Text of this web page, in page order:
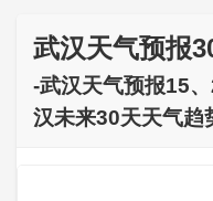
武汉天气预报
-武汉天气预报15
汉未来30天天气趋